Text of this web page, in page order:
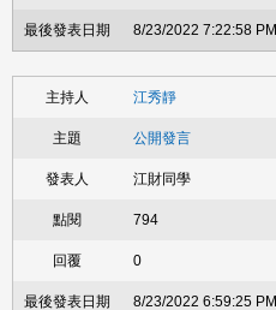
8/23/2022 7:22:58 PM
江秀靜
公開發言
江財同學
794
0
8/23/2022 6:59:25 PM